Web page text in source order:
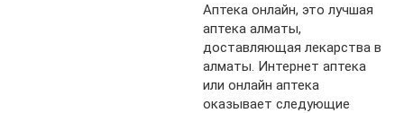
Аптека онлайн, это лучшая
аптека алматы,
доставляющая лекарства в
алматы. Интернет аптека
или онлайн аптека
оказывает следующие